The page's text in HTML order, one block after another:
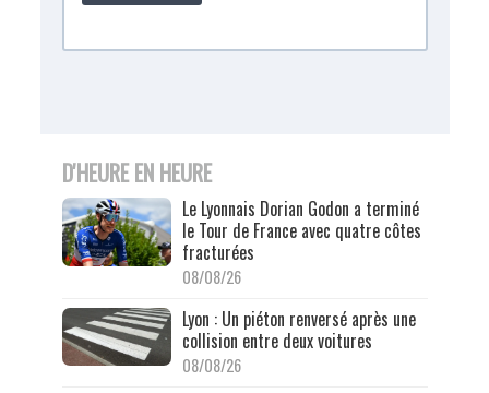
D'HEURE EN HEURE
Le Lyonnais Dorian Godon a terminé
le Tour de France avec quatre côtes
fracturées
08/08/26
Lyon : Un piéton renversé après une
collision entre deux voitures
08/08/26